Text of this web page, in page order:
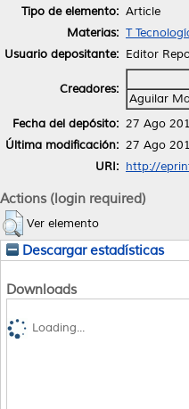
Tipo de elemento: Article
Materias: T
Usuario depositante: Editor
Creadores:
Aguilar
Fecha del depósito: 27 Ago
Última modificación: 27 Ago
URI: http://
Actions (login required)
Ver elemento
Descargar estadísticas
Downloads
Loading...